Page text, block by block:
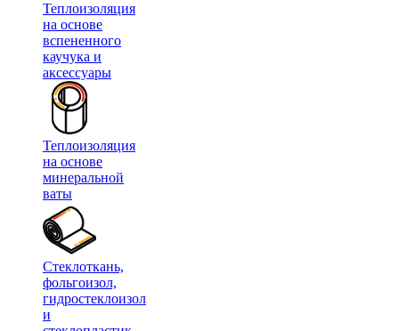
Теплоизоляция
на основе
вспененного
каучука и
аксессуары
Теплоизоляция
на основе
минеральной
ваты
Стеклоткань,
фольгоизол,
гидростеклоизол
и